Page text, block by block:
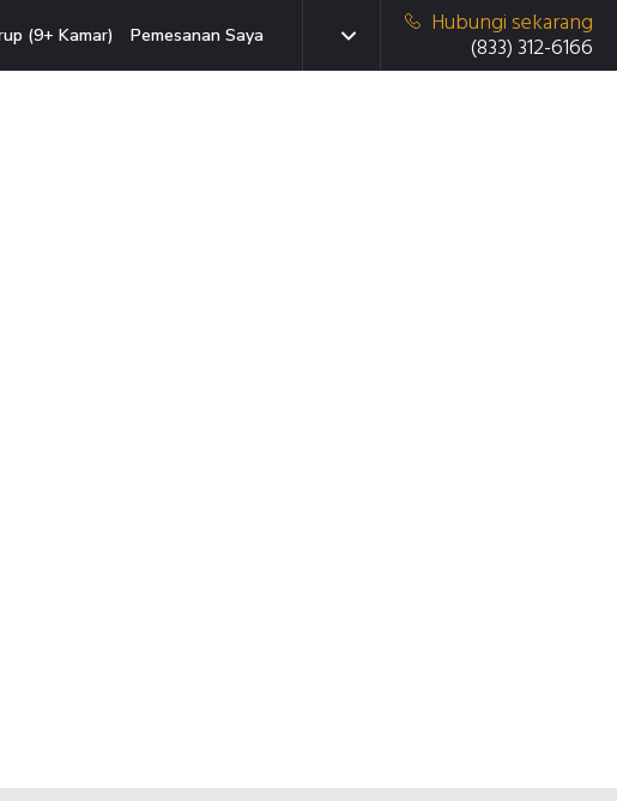
(9+ Kamar) Pemesanan Saya
Hubungi sekarang
(833) 312-6166